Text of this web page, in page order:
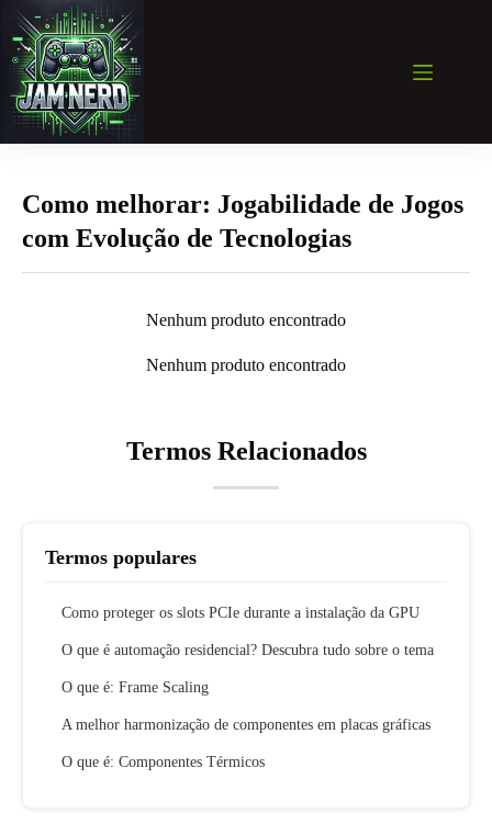
para
conteúdo
Como melhorar: Jogabilidade de Jogos
com Evolução de Tecnologias
Nenhum produto encontrado
Nenhum produto encontrado
Termos Relacionados
Termos populares
Como proteger os slots PCIe durante a instalação da GPU
O que é automação residencial? Descubra tudo sobre o tema
O que é: Frame Scaling
A melhor harmonização de componentes em placas gráficas
O que é: Componentes Térmicos